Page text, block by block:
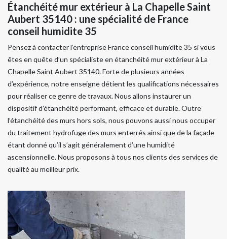
Étanchéité mur extérieur à La Chapelle Saint
Aubert 35140 : une spécialité de France
conseil humidite 35
Pensez à contacter l’entreprise France conseil humidite 35 si vous
êtes en quête d’un spécialiste en étanchéité mur extérieur à La
Chapelle Saint Aubert 35140. Forte de plusieurs années
d’expérience, notre enseigne détient les qualifications nécessaires
pour réaliser ce genre de travaux. Nous allons instaurer un
dispositif d’étanchéité performant, efficace et durable. Outre
l’étanchéité des murs hors sols, nous pouvons aussi nous occuper
du traitement hydrofuge des murs enterrés ainsi que de la façade
étant donné qu’il s’agit généralement d’une humidité
ascensionnelle. Nous proposons à tous nos clients des services de
qualité au meilleur prix.